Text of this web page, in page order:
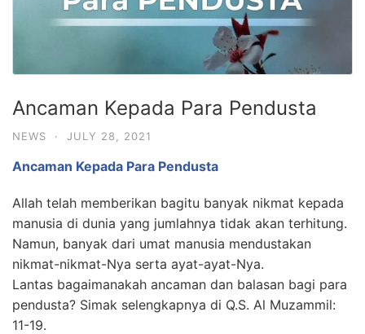
Ancaman Kepada Para Pendusta
NEWS · JULY 28, 2021
Ancaman Kepada Para Pendusta
Allah telah memberikan bagitu banyak nikmat kepada
manusia di dunia yang jumlahnya tidak akan terhitung.
Namun, banyak dari umat manusia mendustakan
nikmat-nikmat-Nya serta ayat-ayat-Nya.
Lantas bagaimanakah ancaman dan balasan bagi para
pendusta? Simak selengkapnya di Q.S. Al Muzammil:
11-19.